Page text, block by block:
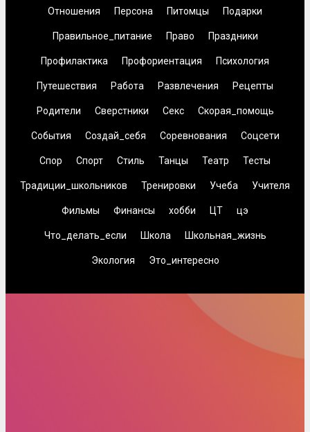
Отношения Персона Питомцы Подарки
Правильное_питание Право Праздники
Профилактика Профориентация Психология
Путешествия Работа Развлечения Рецепты
Родители Сверстники Секс Скорая_помощь
События Создай_себя Соревнования Соцсети
Спор Спорт Стиль Танцы Театр Тесты
Традиции_школьников Тренировки Учеба Учителя
Фильмы Финансы хобби ЦТ цэ
Что_делать_если Школа Школьная_жизнь
Экология Это_интересно